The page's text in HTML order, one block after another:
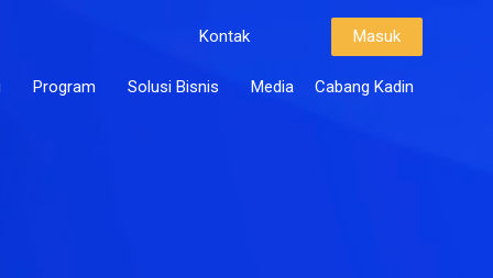
Kontak Masuk
Program Solusi Bisnis Media Cabang Kadin